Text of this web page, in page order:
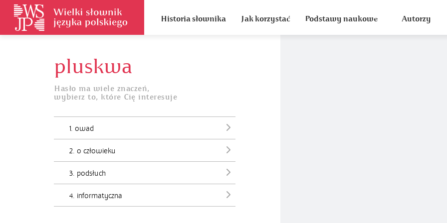
Historia słownika Jak korzystać Podstawy naukowe Autorzy
pluskwa
Hasło ma wiele znaczeń,
wybierz to, które Cię interesuje
1. owad
2. o człowieku
3. podsłuch
4. informatyczna